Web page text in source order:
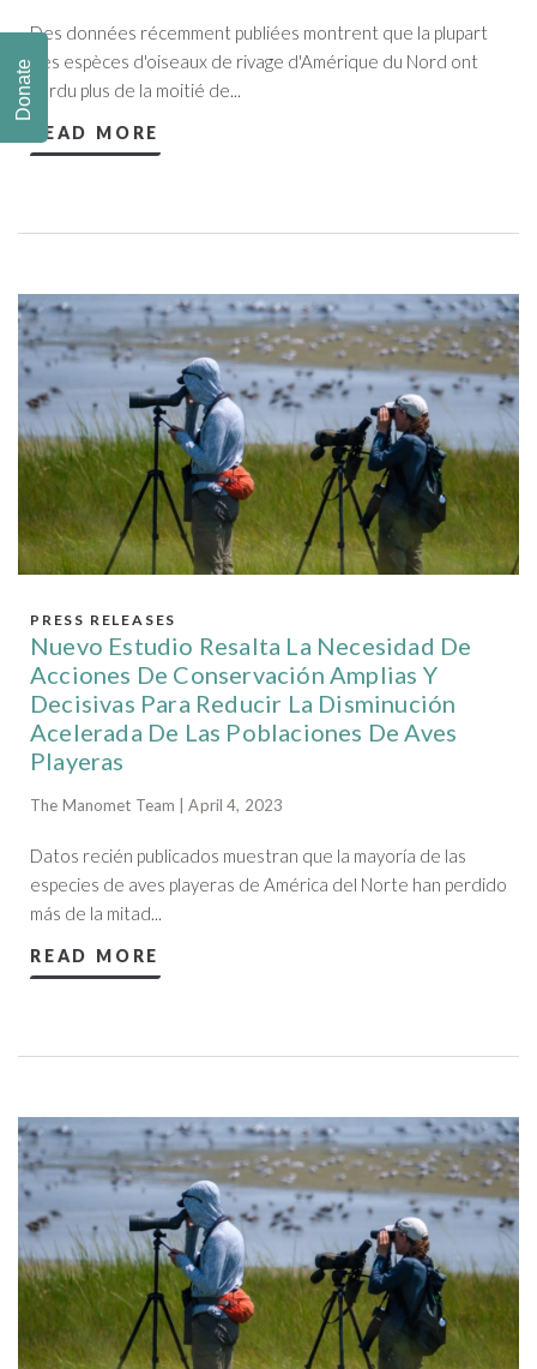
Des données récemment publiées montrent que la plupart
des espèces d'oiseaux de rivage d'Amérique du Nord ont
perdu plus de la moitié de...
READ MORE
PRESS RELEASES
Nuevo Estudio Resalta La Necesidad De
Acciones De Conservación Amplias Y
Decisivas Para Reducir La Disminución
Acelerada De Las Poblaciones De Aves
Playeras
The Manomet Team | April 4, 2023
Datos recién publicados muestran que la mayoría de las
especies de aves playeras de América del Norte han perdido
más de la mitad...
READ MORE
Donate